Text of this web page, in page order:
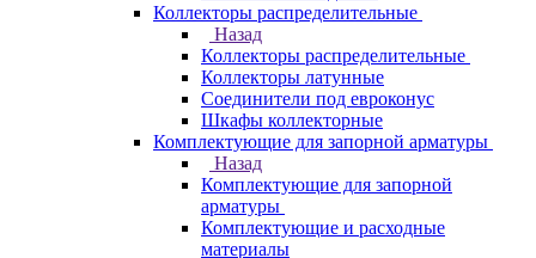
Коллекторы распределительные
Назад
Коллекторы распределительные
Коллекторы латунные
Соединители под евроконус
Шкафы коллекторные
Комплектующие для запорной арматуры
Назад
Комплектующие для запорной
арматуры
Комплектующие и расходные
материалы